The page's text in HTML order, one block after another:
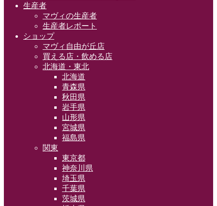
生産者
マヴィの生産者
生産者レポート
ショップ
マヴィ自由が丘店
買える店・飲める店
北海道・東北
北海道
青森県
秋田県
岩手県
山形県
宮城県
福島県
関東
東京都
神奈川県
埼玉県
千葉県
茨城県